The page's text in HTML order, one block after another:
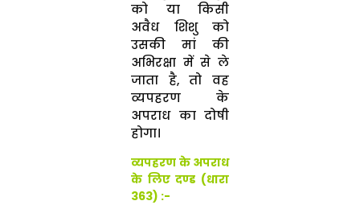
को या किसी
अवैध शिशु को
उसकी मां की
अभिरक्षा में से ले
जाता है, तो वह
व्यपहरण के
अपराध का दोषी
होगा।
व्यपहरण के अपराध
के लिए दण्ड (धारा
363) :-